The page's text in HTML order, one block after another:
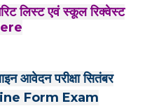
लिस्ट एवं स्कूल रिक्वेस्ट
आवेदन परीक्षा सितंबर
Form Exam